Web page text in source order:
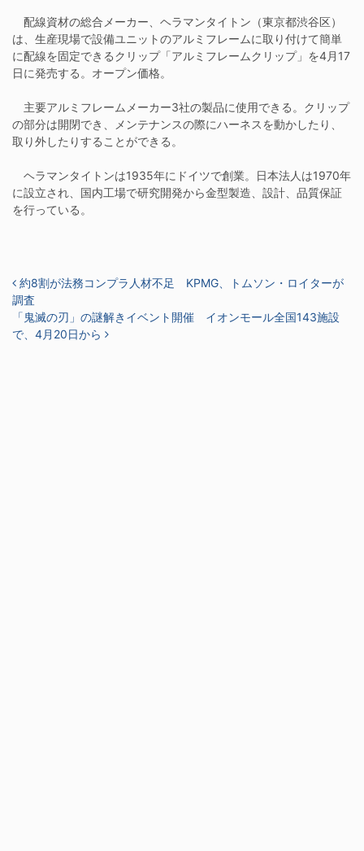
配線資材の総合メーカー、ヘラマンタイトン（東京都渋谷区）
は、生産現場で設備ユニットのアルミフレームに取り付けて簡単
に配線を固定できるクリップ「アルミフレームクリップ」を4月17
日に発売する。オープン価格。
主要アルミフレームメーカー3社の製品に使用できる。クリップ
の部分は開閉でき、メンテナンスの際にハーネスを動かしたり、
取り外したりすることができる。
ヘラマンタイトンは1935年にドイツで創業。日本法人は1970年
に設立され、国内工場で研究開発から金型製造、設計、品質保証
を行っている。
投稿ナビゲーション
約8割が法務コンプラ人材不足 KPMG、トムソン・ロイターが
調査
「鬼滅の刃」の謎解きイベント開催 イオンモール全国143施設
で、4月20日から